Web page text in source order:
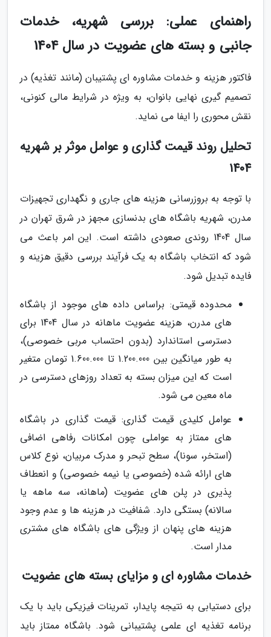
راهنمای عملی: بررسی شهریه، خدمات
جانبی و بسته های عضویت در سال 1404
فاکتور هزینه و خدمات مشاوره ای پشتیبان (مانند تغذیه) در
تصمیم گیری نهایی بانوان، به ویژه در شرایط مالی کنونی،
نقش محوری را ایفا می نماید.
تحلیل روند قیمت گذاری و عوامل موثر بر شهریه
1404
با توجه به بروزرسانی هزینه های جاری و نگهداری تجهیزات
مدرن، شهریه باشگاه های بدنسازی مجهز در شرق تهران در
سال 1404 روندی صعودی داشته است. این امر باعث می
شود که انتخاب باشگاه به یک فرآیند بررسی دقیق هزینه و
فایده تبدیل شود.
محدوده قیمتی: براساس داده های موجود از باشگاه
های مدرن، هزینه عضویت ماهانه در سال 1404 برای
دسترسی استاندارد (بدون احتساب مربی خصوصی)،
به طور میانگین بین 1.200.000 تا 1.600.000 تومان متغیر
است که این میزان بسته به تعداد روزهای دسترسی در
ماه معین می شود.
عوامل کلیدی قیمت گذاری: قیمت گذاری در باشگاه
های ممتاز به عواملی چون امکانات رفاهی اضافی
(استخر، سونا)، سطح تبحر و مدرک مربیان، نوع کلاس
های ارائه شده (خصوصی یا نیمه خصوصی) و انعطاف
پذیری در پلن های عضویت (ماهانه، سه ماهه یا
سالانه) بستگی دارد. شفافیت در هزینه ها و عدم وجود
هزینه های پنهان از ویژگی های باشگاه های مشتری
مدار است.
خدمات مشاوره ای و مزایای بسته های عضویت
برای دستیابی به نتیجه پایدار، تمرینات فیزیکی باید با یک
برنامه تغذیه ای علمی پشتیبانی شود. باشگاه ممتاز باید